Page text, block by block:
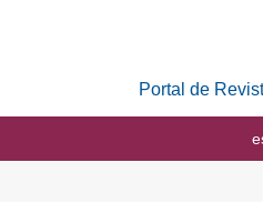
Portal de